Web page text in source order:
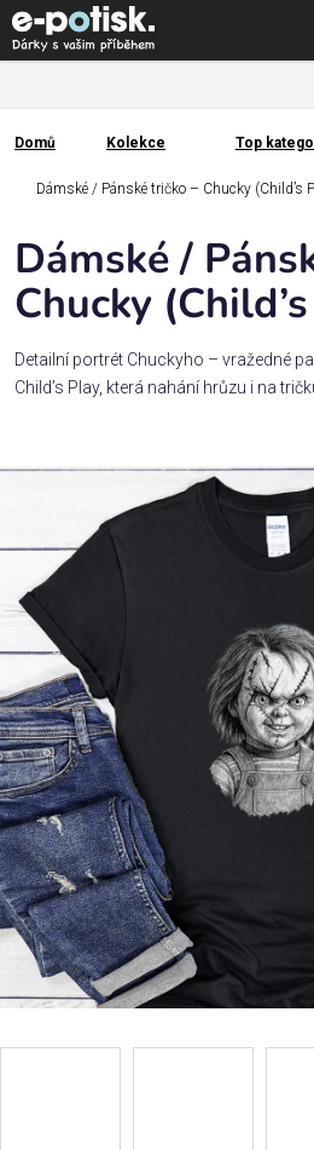
Přejít
na
obsah
Kategorie
Dárek
pro
Rodina
/
Povolání,
Příležitosti
Domácnost
Kolekce
Oblečení
Přihlášení
Domů
Domů Kolekce Top
Dámské / Pánské tričko – Chucky (Child’s
Dámské /
Chucky
Detailní portrét Chuckyho – vražedné
Child’s Play, která nahání hrůzu i na